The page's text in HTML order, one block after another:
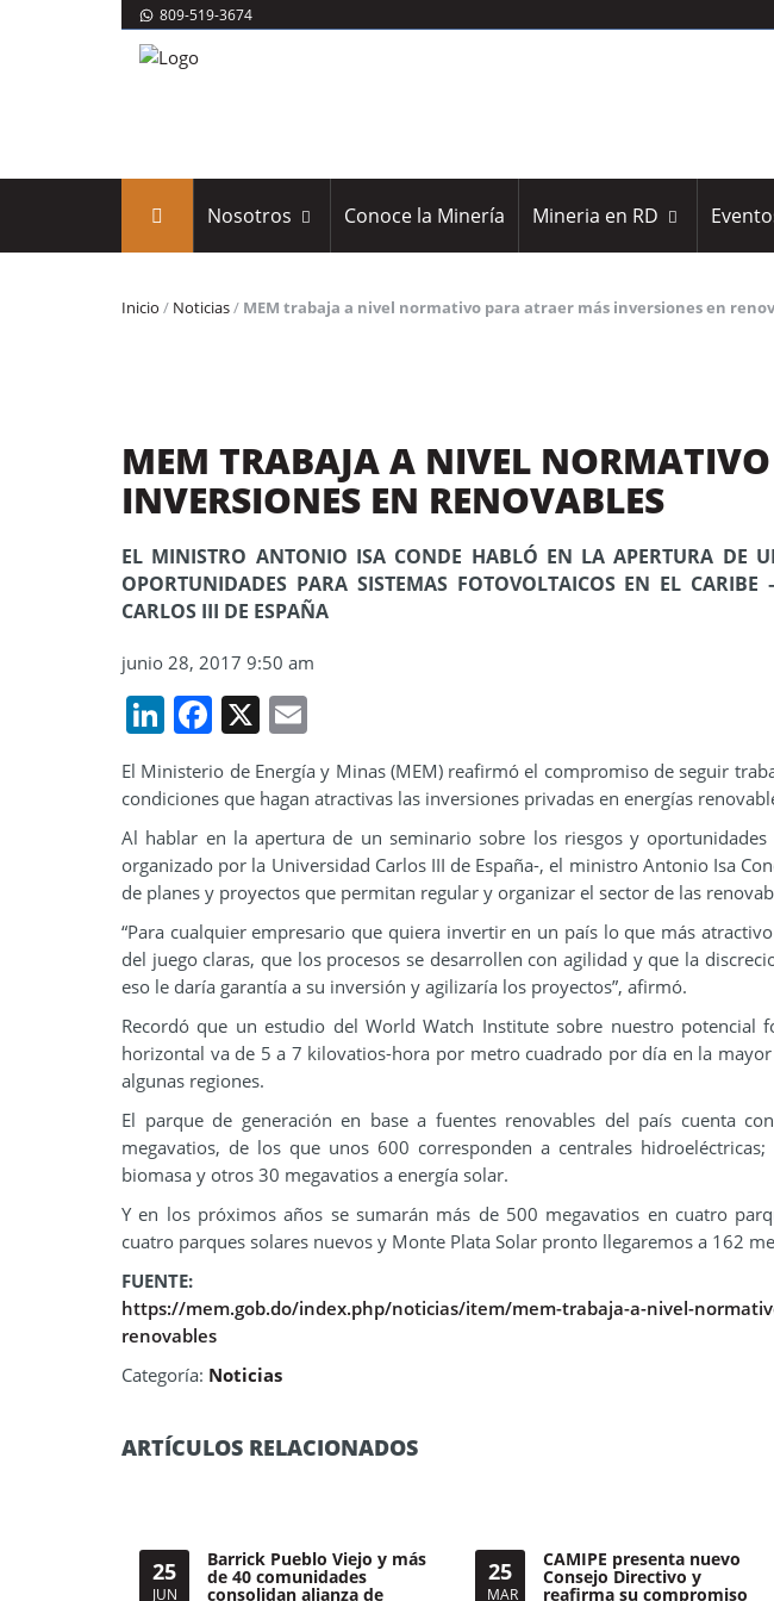
809-519-3674
Nosotros Conoce la Minería Mineria en RD
Inicio / Noticias/ MEM trabaja a nivel normativo para atraer más inversiones en
MEM TRABAJA A NIVEL
INVERSIONES EN RENOVABLES
EL MINISTRO ANTONIO ISA CONDE HABLÓ EN LA APERTURA DE
OPORTUNIDADES PARA SISTEMAS FOTOVOLTAICOS EN EL
CARLOS III DE ESPAÑA
junio 28, 2017 9:50 am
LinkedIn
Facebook
X
El Ministerio de Energía y Minas (MEM) reafirmó el compromiso de seguir
condiciones que hagan atractivas las inversiones privadas en energías
Al hablar en la apertura de un seminario sobre los riesgos y
organizado por la Universidad Carlos III de España-, el ministro Antonio Isa
de planes y proyectos que permitan regular y organizar el sector de las
“Para cualquier empresario que quiera invertir en un país lo que más
del juego claras, que los procesos se desarrollen con agilidad y que la
eso le daría garantía a su inversión y agilizaría los proyectos”, afirmó.
Recordó que un estudio del World Watch Institute sobre nuestro potencial
horizontal va de 5 a 7 kilovatios-hora por metro cuadrado por día en la
algunas regiones.
El parque de generación en base a fuentes renovables del país cuenta
megavatios, de los que unos 600 corresponden a centrales
biomasa y otros 30 megavatios a energía solar.
Y en los próximos años se sumarán más de 500 megavatios en cuatro
cuatro parques solares nuevos y Monte Plata Solar pronto llegaremos a 162
FUENTE:
https://mem.gob.do/index.php/noticias/item/mem-trabaja-a-nivel-
renovables
Categoría: Noticias
ARTÍCULOS RELACIONADOS
25
JUN
Barrick Pueblo Viejo y más
de 40 comunidades
consolidan alianza de
25
MAR
CAMIPE presenta nuevo
Consejo Directivo y
reafirma su compromiso